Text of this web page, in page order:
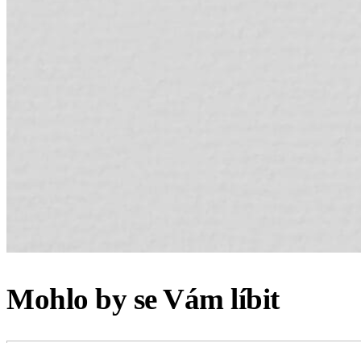
Mohlo by se Vám líbit